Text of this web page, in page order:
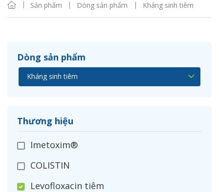
Sản phẩm Dòng sản phẩm Kháng sinh tiêm
Dòng sản phẩm
Thương hiệu
Imetoxim®
COLISTIN
Levofloxacin tiêm